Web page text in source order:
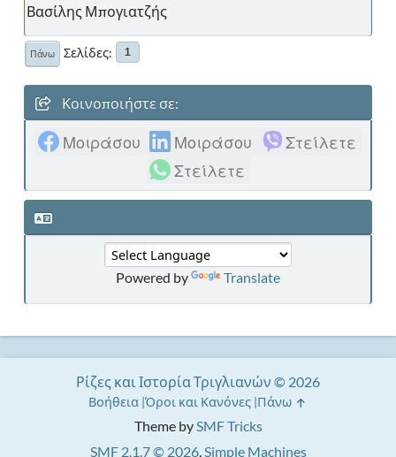
Βασίλης Μπογιατζής
Πάνω Σελίδες 1
Κοινοποιήστε σε:
Μοιράσου Μοιράσου
Στείλετε
Στείλετε
Powered by Translate
Theme bySMF Tricks
SMF 2.1.7 © 2026,Simple Machines
Ρίζες και Ιστορία Τριγλιανών © 2026
Βοήθεια Όροι και Κανόνες Πάνω